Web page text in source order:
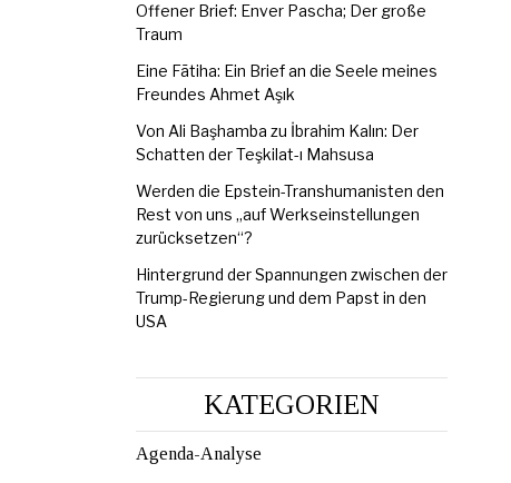
Offener Brief: Enver Pascha; Der große
Traum
Eine Fātiha: Ein Brief an die Seele meines
Freundes Ahmet Aşık
Von Ali Başhamba zu İbrahim Kalın: Der
Schatten der Teşkilat-ı Mahsusa
Werden die Epstein-Transhumanisten den
Rest von uns „auf Werkseinstellungen
zurücksetzen“?
Hintergrund der Spannungen zwischen der
Trump-Regierung und dem Papst in den
USA
KATEGORIEN
Agenda-Analyse